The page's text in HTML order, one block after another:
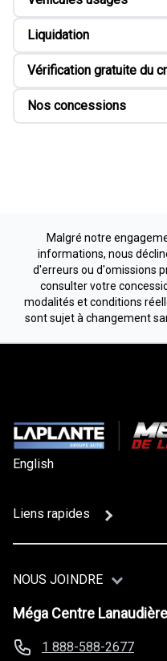
Liquidation
Vérification gratuite du
Nos concessions
Malgré notre
informations, nous
d'erreurs ou d'omissions
consulter votre
modalités et conditions
sont sujet à changement
English
Liens rapides
NOUS JOINDRE
Méga Centre Lanaudière
1 888-588-2677